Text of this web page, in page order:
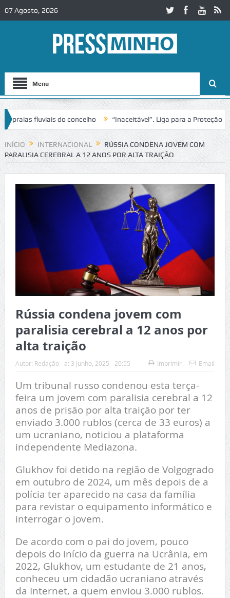
07 Agosto, 2026
Menu
fluviais do concelho “Inaceitável”. Liga para a Proteção da
trânsito no IC2 em Alcobaça Igreja do Castelo de Cerveira
INÍCIO INTERNACIONAL
RÚSSIA CONDENA JOVEM COM
PARALISIA CEREBRAL A 12 ANOS POR ALTA TRAIÇÃO
Rússia condena jovem com
paralisia cerebral a 12 anos por
alta traição
Autor: Redação a: 3 Junho, 2025 - 20:55 Imprimir Email
Um tribunal russo condenou esta terça-
feira um jovem com paralisia cerebral a 12
anos de prisão por alta traição por ter
enviado 3.000 rublos (cerca de 33 euros) a
um ucraniano, noticiou a plataforma
independente Mediazona.
Glukhov foi detido na região de Volgogrado
em outubro de 2024, um mês depois de a
polícia ter aparecido na casa da família
para revistar o equipamento informático e
interrogar o jovem.
De acordo com o pai do jovem, pouco
depois do início da guerra na Ucrânia, em
2022, Glukhov, um estudante de 21 anos,
conheceu um cidadão ucraniano através
da Internet, a quem enviou 3.000 rublos.